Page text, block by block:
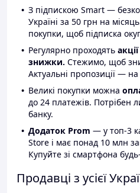
З підпискою Smart —
Україні за 50 грн на
покупки, щоб підписка
Регулярно проходять
знижки. Стежимо, щоб
Актуальні пропозиції — на
Великі покупки можна
до 24 платежів. Потрібен
банку.
Додаток Prom — у топ-3
Store і має понад 10 млн
Купуйте зі смартфона
Продавці з усієї